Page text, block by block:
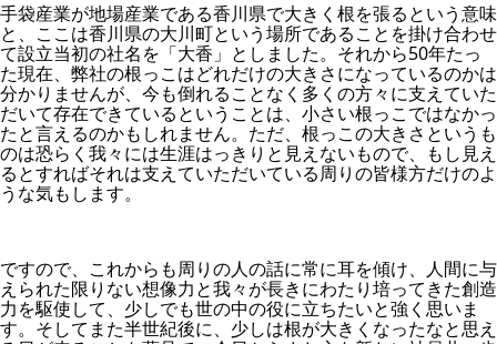
手袋産業が地場産業である香川県で大きく根を張るという意味
と、ここは香川県の大川町という場所であることを掛け合わせ
て設立当初の社名を「大香」としました。それから50年たっ
た現在、弊社の根っこはどれだけの大きさになっているのかは
分かりませんが、今も倒れることなく多くの方々に支えていた
だいて存在できているということは、小さい根っこではなかっ
たと言えるのかもしれません。ただ、根っこの大きさというも
のは恐らく我々には生涯はっきりと見えないもので、もし見え
るとすればそれは支えていただいている周りの皆様方だけのよ
うな気もします。
ですので、これからも周りの人の話に常に耳を傾け、人間に与
えられた限りない想像力と我々が長きにわたり培ってきた創造
力を駆使して、少しでも世の中の役に立ちたいと強く思いま
す。そしてまた半世紀後に、少しは根が大きくなったなと思え